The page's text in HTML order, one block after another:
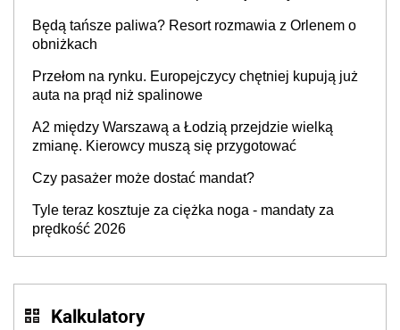
producenta
Będą tańsze paliwa? Resort rozmawia z Orlenem o
obniżkach
Przełom na rynku. Europejczycy chętniej kupują już
auta na prąd niż spalinowe
A2 między Warszawą a Łodzią przejdzie wielką
zmianę. Kierowcy muszą się przygotować
Czy pasażer może dostać mandat?
Tyle teraz kosztuje za ciężka noga - mandaty za
prędkość 2026
Kalkulatory